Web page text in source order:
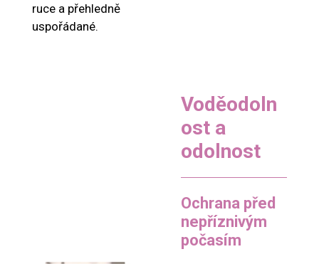
ruce a přehledně
uspořádané.
Voděodoln
ost a
odolnost
Ochrana před
nepříznivým
počasím